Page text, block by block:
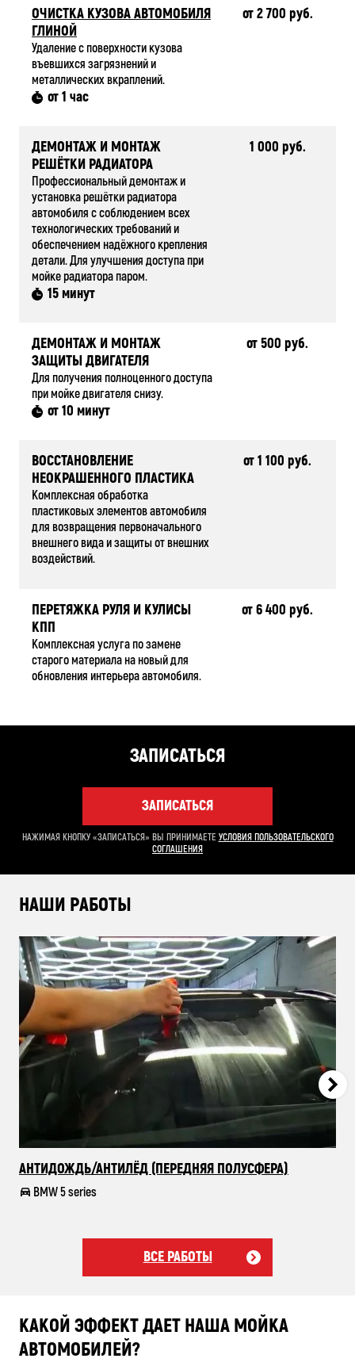
ОЧИСТКА КУЗОВА АВТОМОБИЛЯ
ГЛИНОЙ
Удаление с поверхности кузова
въевшихся загрязнений и
металлических вкраплений.
от 1 час
от 2 700 руб.
ДЕМОНТАЖ И МОНТАЖ
РЕШЁТКИ РАДИАТОРА
Профессиональный демонтаж и
установка решётки радиатора
автомобиля с соблюдением всех
технологических требований и
обеспечением надёжного крепления
детали. Для улучшения доступа при
мойке радиатора паром.
15 минут
1 000 руб.
ДЕМОНТАЖ И МОНТАЖ
ЗАЩИТЫ ДВИГАТЕЛЯ
Для получения полноценного доступа
при мойке двигателя снизу.
от 10 минут
от 500 руб.
ВОССТАНОВЛЕНИЕ
НЕОКРАШЕННОГО ПЛАСТИКА
Комплексная обработка
пластиковых элементов автомобиля
для возвращения первоначального
внешнего вида и защиты от внешних
воздействий.
от 1 100 руб.
ПЕРЕТЯЖКА РУЛЯ И КУЛИСЫ
КПП
Комплексная услуга по замене
старого материала на новый для
обновления интерьера автомобиля.
от 6 400 руб.
ЗАПИСАТЬСЯ
ЗАПИСАТЬСЯ
НАЖИМАЯ КНОПКУ «ЗАПИСАТЬСЯ» ВЫ ПРИНИМАЕТЕ УСЛОВИЯ ПОЛЬЗОВАТЕЛЬСКОГО
СОГЛАШЕНИЯ
НАШИ РАБОТЫ
АНТИДОЖДЬ/АНТИЛЁД (ПЕРЕДНЯЯ ПОЛУСФЕРА)
BMW 5 series
ВСЕ РАБОТЫ
КАКОЙ ЭФФЕКТ ДАЕТ НАША МОЙКА
АВТОМОБИЛЕЙ?